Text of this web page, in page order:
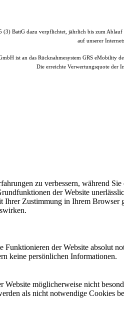
BattG dazu verpflichtet, jährlich bis zum
auf unserer
ist an das Rücknahmesystem GRS eMobility
Die erreichte Verwertungsquote der
zu verbessern, während
der Website
Zustimmung in Ihrem Browser
der Website absolut
keine persönlichen Informationen.
Website möglicherweise nicht
als nicht notwendige